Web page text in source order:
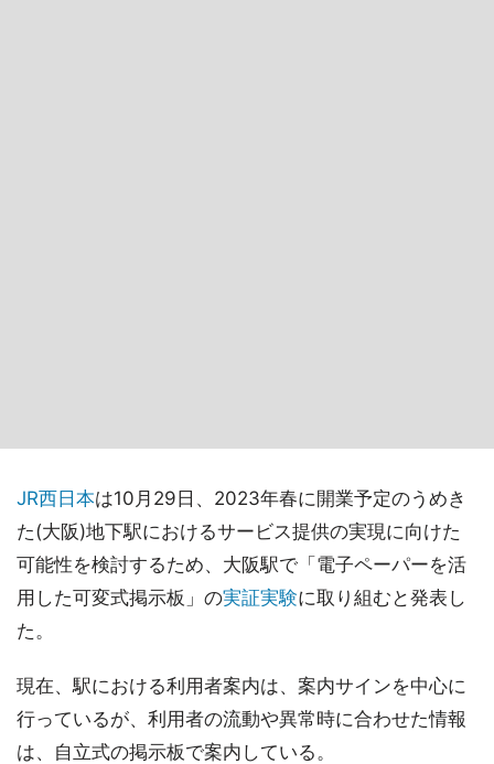
JR西日本は10月29日、2023年春に開業予定のうめき
た(大阪)地下駅におけるサービス提供の実現に向けた
可能性を検討するため、大阪駅で「電子ペーパーを活
用した可変式掲示板」の実証実験に取り組むと発表し
た。
現在、駅における利用者案内は、案内サインを中心に
行っているが、利用者の流動や異常時に合わせた情報
は、自立式の掲示板で案内している。